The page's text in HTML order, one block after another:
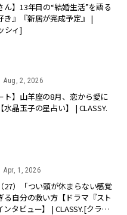
ん】13年目の“結婚生活”を語る
き』『新居が完成予定』 |
シィ]
Aug, 2, 2026
ト】山羊座の8月、恋から愛に
晶玉子の星占い】 | CLASSY.
Apr, 1, 2026
27）「つい頭が休まらない感覚
る自分の救い方【ドラマ『スト
ンタビュー】 | CLASSY.[クラッ